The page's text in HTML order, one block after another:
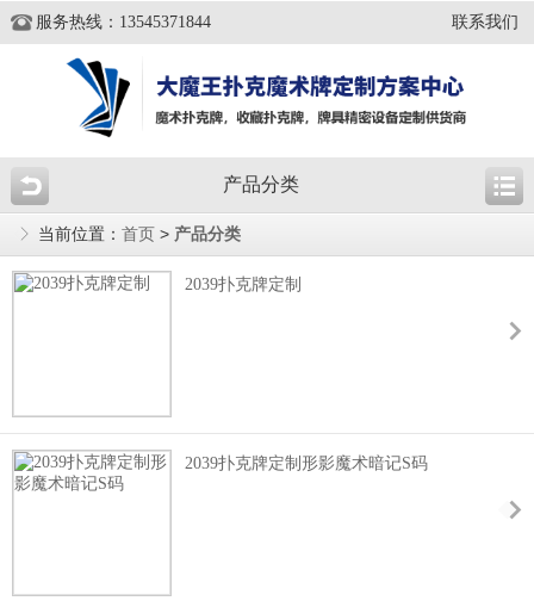
服务热线：13545371844 联系我们
产品分类
当前位置： 首页 > 产品分类
2039扑克牌定制
2039扑克牌定制形影魔术暗记S码